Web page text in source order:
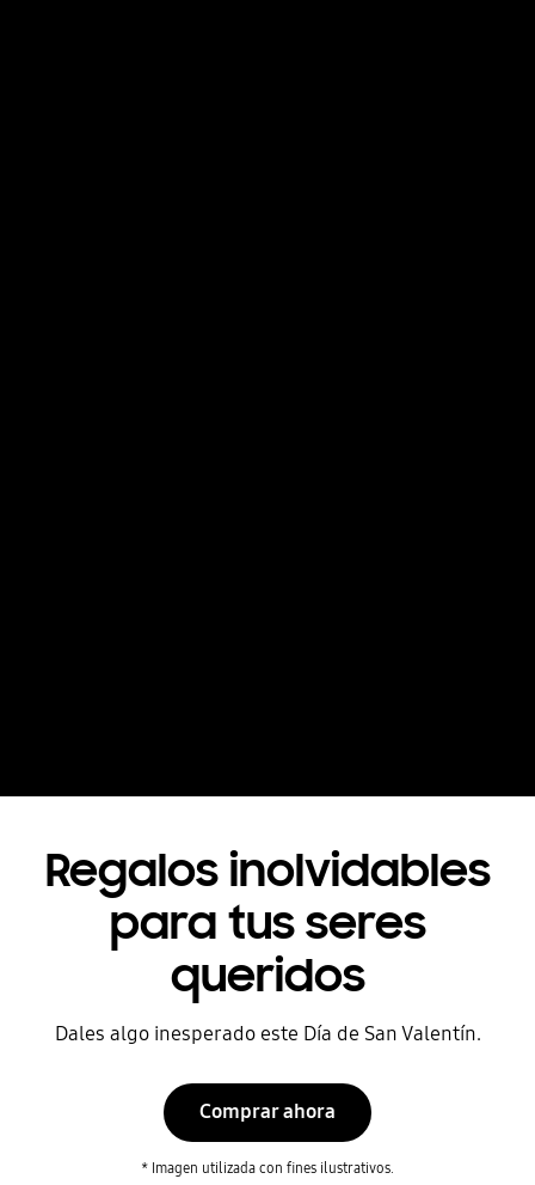
Regalos inolvidables
para tus seres
queridos
Dales algo inesperado este Día de San Valentín.
Comprar ahora
* Imagen utilizada con fines ilustrativos.